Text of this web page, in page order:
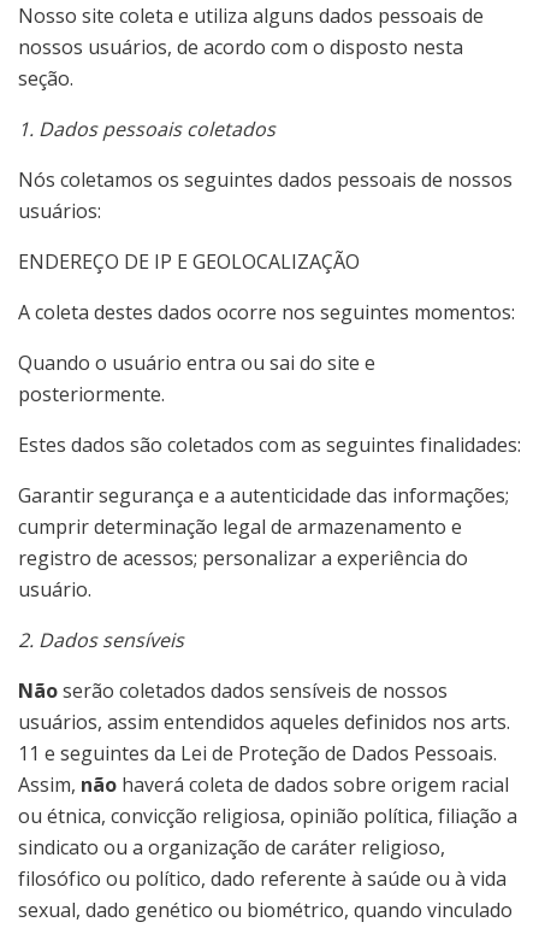
Nosso site coleta e utiliza alguns dados pessoais de
nossos usuários, de acordo com o disposto nesta
seção.
1. Dados pessoais coletados
Nós coletamos os seguintes dados pessoais de nossos
usuários:
ENDEREÇO DE IP E GEOLOCALIZAÇÃO
A coleta destes dados ocorre nos seguintes momentos:
Quando o usuário entra ou sai do site e
posteriormente.
Estes dados são coletados com as seguintes finalidades:
Garantir segurança e a autenticidade das informações;
cumprir determinação legal de armazenamento e
registro de acessos; personalizar a experiência do
usuário.
2. Dados sensíveis
Nãoserão coletados dados sensíveis de nossos
usuários, assim entendidos aqueles definidos nos arts.
11 e seguintes da Lei de Proteção de Dados Pessoais.
Assim, não haverá coleta de dados sobre origem racial
ou étnica, convicção religiosa, opinião política, filiação a
sindicato ou a organização de caráter religioso,
filosófico ou político, dado referente à saúde ou à vida
sexual, dado genético ou biométrico, quando vinculado